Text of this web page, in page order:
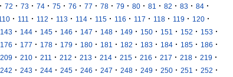
· 72 · 73 · 74 · 75 · 76 · 77 · 78 · 79 · 80 · 81 · 82 · 83 · 84 ·
· 111 · 112 · 113 · 114 · 115 · 116 · 117 · 118 · 119 · 120 ·
143 · 144 · 145 · 146 · 147 · 148 · 149 · 150 · 151 · 152 · 153 ·
176 · 177 · 178 · 179 · 180 · 181 · 182 · 183 · 184 · 185 · 186 ·
209 · 210 · 211 · 212 · 213 · 214 · 215 · 216 · 217 · 218 · 219 ·
242 · 243 · 244 · 245 · 246 · 247 · 248 · 249 · 250 · 251 · 252 ·